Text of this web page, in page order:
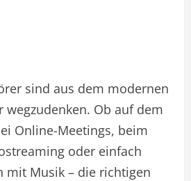
sind aus dem modernen
wegzudenken. Ob auf dem
Online-Meetings, beim
oder einfach
mit Musik – die richtigen